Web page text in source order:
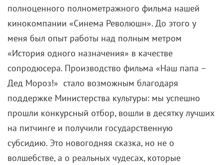
полноценного полнометражного фильма нашей
кинокомпании «Синема Революшн». До этого у
меня был опыт работы над полным метром
«История одного назначения» в качестве
сопродюсера. Производство фильма «Наш папа –
Дед Мороз!» стало возможным благодаря
поддержке Министерства культуры: мы успешно
прошли конкурсный отбор, вошли в десятку лучших
на питчинге и получили государственную
субсидию. Это новогодняя сказка, но не о
волшебстве, а о реальных чудесах, которые